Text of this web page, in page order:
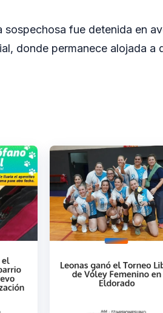
sospechosa fue detenida en
donde permanece alojada a